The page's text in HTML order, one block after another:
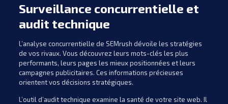
Surveillance concurrentielle et
audit technique
L’analyse concurrentielle de SEMrush dévoile les stratégies
de vos rivaux. Vous découvrez leurs mots-clés les plus
performants, leurs pages les mieux positionnées et leurs
campagnes publicitaires. Ces informations précieuses
orientent vos décisions stratégiques.
L’outil d’audit technique examine la santé de votre site web. Il